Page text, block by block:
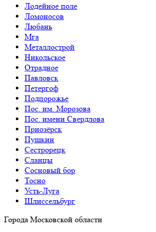
Лодейное поле
Ломоносов
Любань
Мга
Металлострой
Никольское
Отрадное
Павловск
Петергоф
Подпорожье
Пос. им. Морозова
Пос. имени Свердлова
Приозёрск
Пушкин
Сестрорецк
Сланцы
Сосновый бор
Тосно
Усть-Луга
Шлиссельбург
Города Московской области